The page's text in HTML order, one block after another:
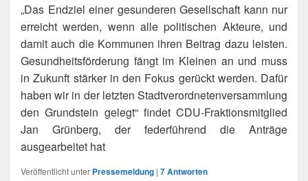
„Das Endziel einer gesunderen Gesellschaft kann nur
erreicht werden, wenn alle politischen Akteure, und
damit auch die Kommunen ihren Beitrag dazu leisten.
Gesundheitsförderung fängt im Kleinen an und muss
in Zukunft stärker in den Fokus gerückt werden. Dafür
haben wir in der letzten Stadtverordnetenversammlung
den Grundstein gelegt“ findet CDU-Fraktionsmitglied
Jan Grünberg, der federführend die Anträge
ausgearbeitet hat
Veröffentlicht unter Pressemeldung | 7Antworten